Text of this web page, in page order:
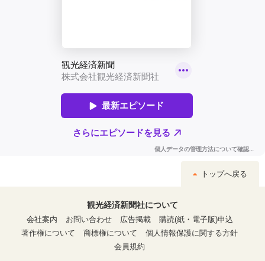
トップへ戻る
観光経済新聞社について
会社案内
お問い合わせ 広告掲載
購読(紙・電子版)申込
著作権について
商標権について
個人情報保護に関する方針
会員規約